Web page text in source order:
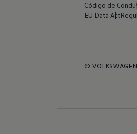
Código de
EU Data Act
©